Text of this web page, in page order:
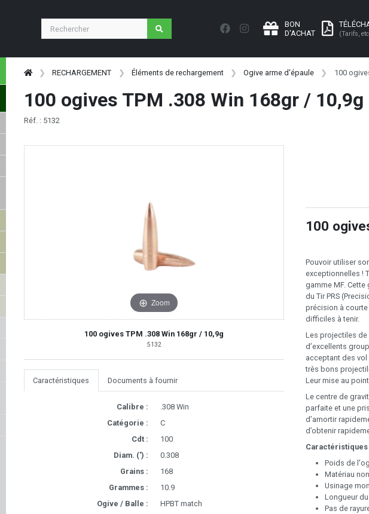
BON
D'ACHAT
(Tarifs,
RECHARGEMENT Éléments de rechargement Ogive arme d'épaule 100
100 ogives TPM .308 Win 168gr / 10,9g
Réf. : 5132
Zoom
100 ogives TPM .308 Win 168gr / 10,9g
5132
Caractéristiques Documents à fournir
Calibre :
.308 Win
Catégorie :
C
Cdt :
100
Diam. (') :
0.308
Grains :
168
Grammes :
10.9
Ogive / Balle :
HPBT match
100
Pouvoir utiliser
exceptionnelles !
gamme MF. Cette
du Tir PRS
précision à
difficiles à tenir.
Les projectiles de
d’excellents
acceptant des
très bons
Leur mise au
Le centre de
parfaite et une
d’amortir
d’obtenir
Caractéristiques
Poids de
Matériau
Usinage
Longueur
Pas de